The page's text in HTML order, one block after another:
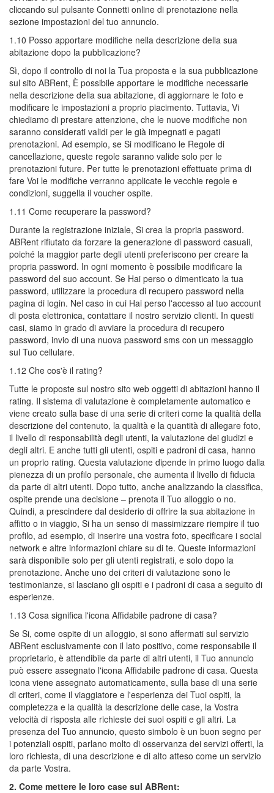
cliccando sul pulsante Connetti online di prenotazione nella
sezione impostazioni del tuo annuncio.
1.10 Posso apportare modifiche nella descrizione della sua
abitazione dopo la pubblicazione?
Sì, dopo il controllo di noi la Tua proposta e la sua pubblicazione
sul sito ABRent, È possibile apportare le modifiche necessarie
nella descrizione della sua abitazione, di aggiornare le foto e
modificare le impostazioni a proprio piacimento. Tuttavia, Vi
chiediamo di prestare attenzione, che le nuove modifiche non
saranno considerati validi per le già impegnati e pagati
prenotazioni. Ad esempio, se Si modificano le Regole di
cancellazione, queste regole saranno valide solo per le
prenotazioni future. Per tutte le prenotazioni effettuate prima di
fare Voi le modifiche verranno applicate le vecchie regole e
condizioni, suggella il voucher ospite.
1.11 Come recuperare la password?
Durante la registrazione iniziale, Si crea la propria password.
ABRent rifiutato da forzare la generazione di password casuali,
poiché la maggior parte degli utenti preferiscono per creare la
propria password. In ogni momento è possibile modificare la
password del suo account. Se Hai perso o dimenticato la tua
password, utilizzare la procedura di recupero password nella
pagina di login. Nel caso in cui Hai perso l'accesso al tuo account
di posta elettronica, contattare il nostro servizio clienti. In questi
casi, siamo in grado di avviare la procedura di recupero
password, invio di una nuova password sms con un messaggio
sul Tuo cellulare.
1.12 Che cos'è il rating?
Tutte le proposte sul nostro sito web oggetti di abitazioni hanno il
rating. Il sistema di valutazione è completamente automatico e
viene creato sulla base di una serie di criteri come la qualità della
descrizione del contenuto, la qualità e la quantità di allegare foto,
il livello di responsabilità degli utenti, la valutazione dei giudizi e
degli altri. E anche tutti gli utenti, ospiti e padroni di casa, hanno
un proprio rating. Questa valutazione dipende in primo luogo dalla
pienezza di un profilo personale, che aumenta il livello di fiducia
da parte di altri utenti. Dopo tutto, anche analizzando la classifica,
ospite prende una decisione – prenota il Tuo alloggio o no.
Quindi, a prescindere dal desiderio di offrire la sua abitazione in
affitto o in viaggio, Si ha un senso di massimizzare riempire il tuo
profilo, ad esempio, di inserire una vostra foto, specificare i social
network e altre informazioni chiare su di te. Queste informazioni
sarà disponibile solo per gli utenti registrati, e solo dopo la
prenotazione. Anche uno dei criteri di valutazione sono le
testimonianze, si lasciano gli ospiti e i padroni di casa a seguito di
esperienze.
1.13 Cosa significa l'icona Affidabile padrone di casa?
Se Si, come ospite di un alloggio, si sono affermati sul servizio
ABRent esclusivamente con il lato positivo, come responsabile il
proprietario, è attendibile da parte di altri utenti, il Tuo annuncio
può essere assegnato l'icona Affidabile padrone di casa. Questa
icona viene assegnato automaticamente, sulla base di una serie
di criteri, come il viaggiatore e l'esperienza dei Tuoi ospiti, la
completezza e la qualità la descrizione delle case, la Vostra
velocità di risposta alle richieste dei suoi ospiti e gli altri. La
presenza del Tuo annuncio, questo simbolo è un buon segno per
i potenziali ospiti, parlano molto di osservanza dei servizi offerti, la
loro richiesta, di una descrizione e di alto atteso come un servizio
da parte Vostra.
2. Come mettere le loro case sul ABRent: